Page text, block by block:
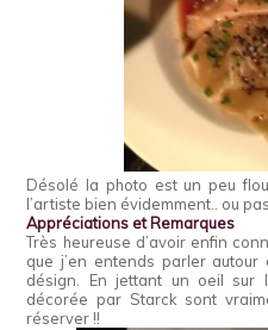
Désolé la photo est un peu
l’artiste bien évidemment.. ou
Appréciations et Remarques
Très heureuse d’avoir enfin
que j’en entends parler
désign. En jettant un oeil sur
décorée par Starck sont
réserver !!